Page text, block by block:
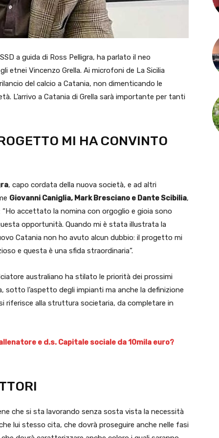
a guida di Ross Pelligra, ha parlato il neo
etnei Vincenzo Grella. Ai microfoni de La Sicilia
del calcio a Catania, non dimenticando le
L’arrivo a Catania di Grella sarà importante per tanti
MI HA CONVINTO
, capo cordata della nuova società, e ad altri
Giovanni Caniglia, Mark Bresciano e Dante Scibilia,
accettato la nomina con orgoglio e gioia sono
opportunità. Quando mi è stata illustrata la
Catania non ho avuto alcun dubbio: il progetto mi
e questa è una sfida straordinaria”.
australiano ha stilato le priorità dei prossimi
sotto l’aspetto degli impianti ma anche la definizione
riferisce alla struttura societaria, da completare in
e d.s. Capitale sociale da 10mila euro?
che si sta lavorando senza sosta vista la necessità
lui stesso cita, che dovrà proseguire anche nelle fasi